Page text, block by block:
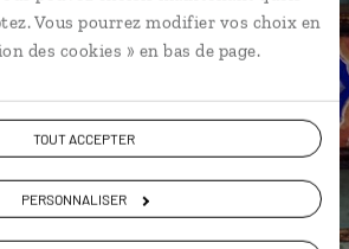
Vous pourrez modifier vos choix en
des cookies » en bas de page.
TOUT ACCEPTER
PERSONNALISER
?
Rivière Li Yangshuo
Jardin du lac Beihai Canton